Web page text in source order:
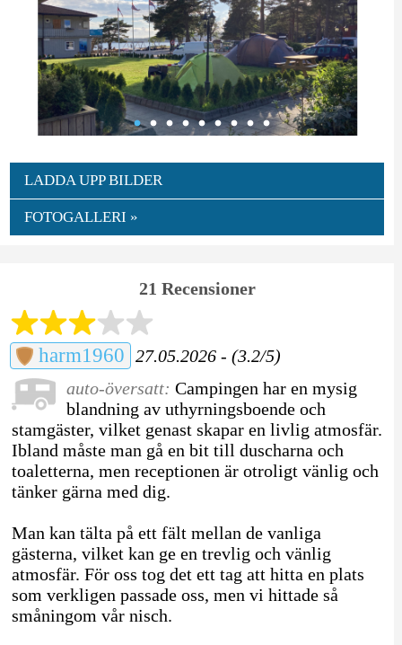
LADDA UPP BILDER
FOTOGALLERI »
21 Recensioner
harm1960 27.05.2026 - (3.2/5)
auto-översatt: Campingen har en mysig
blandning av uthyrningsboende och
stamgäster, vilket genast skapar en livlig atmosfär.
Ibland måste man gå en bit till duscharna och
toaletterna, men receptionen är otroligt vänlig och
tänker gärna med dig.
Man kan tälta på ett fält mellan de vanliga
gästerna, vilket kan ge en trevlig och vänlig
atmosfär. För oss tog det ett tag att hitta en plats
som verkligen passade oss, men vi hittade så
småningom vår nisch.